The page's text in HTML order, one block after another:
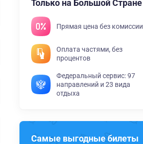
Только на Большой Стране
Прямая цена без комиссии
Оплата частями, без
процентов
Федеральный сервис: 97
направлений и 23 вида
отдыха
Самые выгодные билеты